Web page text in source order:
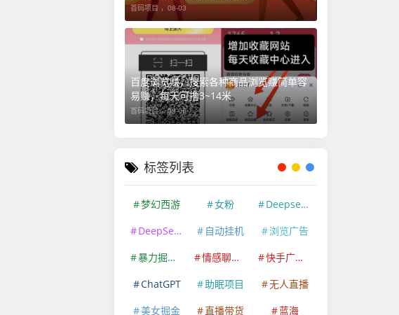
首码项目 ， 08-03
百度浏览赚，搜索各种商品浏览赚简单容
易赚，每天可撸3~14米
首码项目 ，08-06
标签列表
梦幻西游 女粉
Deepseek
DeepSeek
自动挂机
浏览广告
暴力掘金项目
情感聊天赛道
快手广告掘金
ChatGPT
助眠项目
无人直播
美女掘金
直播带货 蓝海